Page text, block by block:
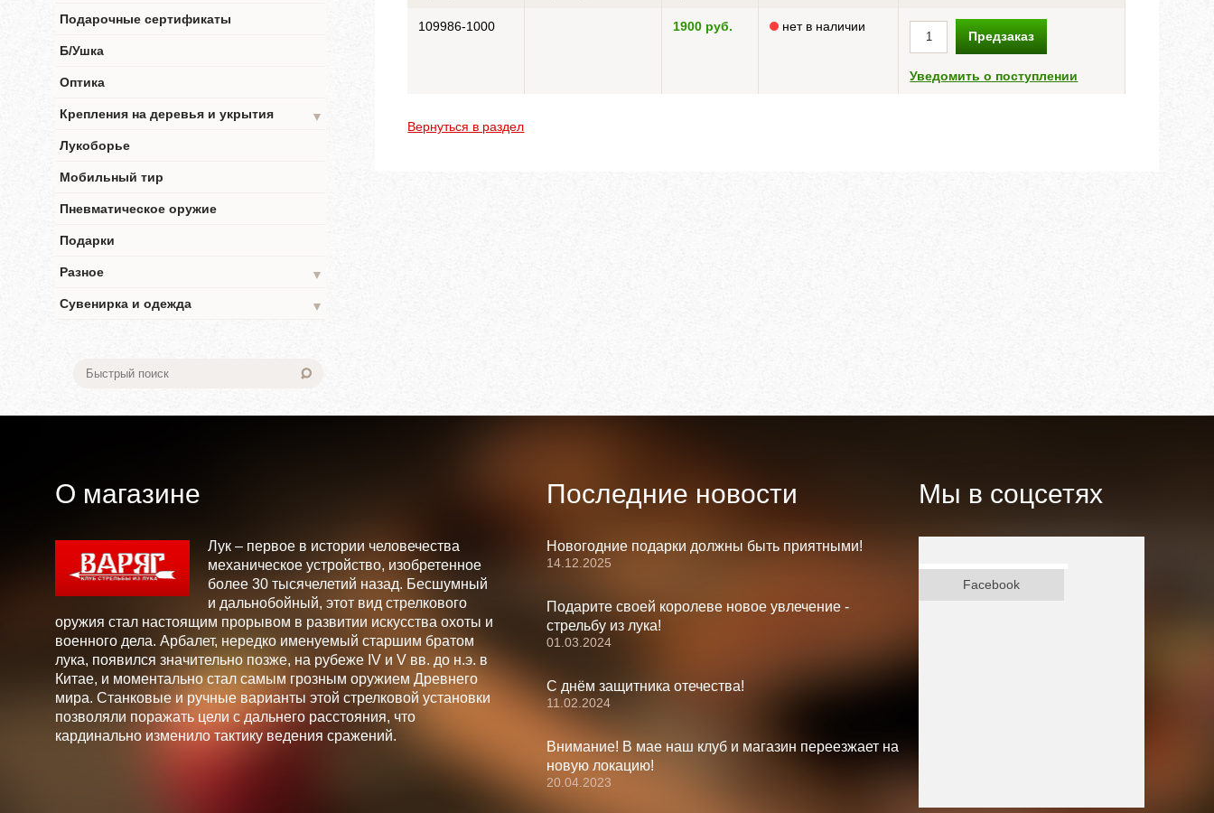
Подарочные сертификаты
Б/Ушка
Оптика
Крепления на деревья и укрытия
▼
Лукоборье
Мобильный тир
Пневматическое оружие
Подарки
Разное
▼
Сувенирка и одежда
▼
109986-1000 1900 руб. нет в наличии
Предзаказ
Уведомить о поступлении
Вернуться в раздел
О магазине
Лук – первое в истории человечества
механическое устройство, изобретенное
более 30 тысячелетий назад. Бесшумный
и дальнобойный, этот вид стрелкового
оружия стал настоящим прорывом в развитии искусства охоты и
военного дела. Арбалет, нередко именуемый старшим братом
лука, появился значительно позже, на рубеже IV и V вв. до н.э. в
Китае, и моментально стал самым грозным оружием Древнего
мира. Станковые и ручные варианты этой стрелковой установки
позволяли поражать цели с дальнего расстояния, что
кардинально изменило тактику ведения сражений.
Последние новости
Новогодние подарки должны быть приятными!
14.12.2025
Подарите своей королеве новое увлечение -
стрельбу из лука!
01.03.2024
С днём защитника отечества!
11.02.2024
Внимание! В мае наш клуб и магазин переезжает на
новую локацию!
20.04.2023
Мы в соцсетях
Facebook